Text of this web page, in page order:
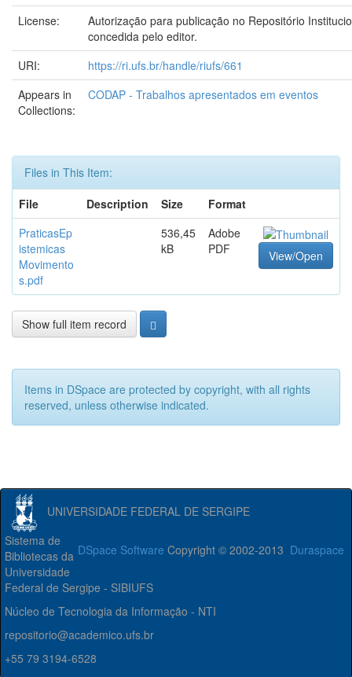
License:
Autorização para publicação no Repositório
concedida pelo editor.
URI:
https://ri.ufs.br/handle/riufs/661
Appears in
Collections:
CODAP - Trabalhos apresentados em eventos
Files in This Item:
File
Description Size
Format
PraticasEp
istemicas
Movimento
s.pdf
536,45
kB
Adobe
PDF
View/Open
Show full item record
Items in DSpace are protected by copyright, with all rights
reserved, unless otherwise indicated.
UNIVERSIDADE FEDERAL DE SERGIPE
DSpace Software Copyright © 2002-2013 Duraspace
Sistema de
Bibliotecas da
Universidade
Federal de Sergipe - SIBIUFS
Núcleo de Tecnologia da Informação - NTI
repositorio@academico.ufs.br
+55 79 3194-6528